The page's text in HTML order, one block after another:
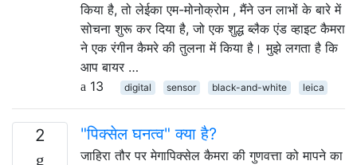
किया है, तो लेईका एम-मोनोक्रोम , मैंने उन लाभों के बारे में
सोचना शुरू कर दिया है, जो एक शुद्ध ब्लैक एंड व्हाइट कैमरा
ने एक रंगीन कैमरे की तुलना में किया है। मुझे लगता है कि
आप बायर …
13
digital sensor black-and-white leica
2 "पिक्सेल घनत्व" क्या है?
जाहिरा तौर पर मेगापिक्सेल कैमरा की गुणवत्ता को मापने का